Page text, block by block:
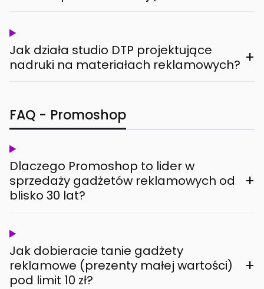
Jak działa studio DTP projektujące
nadruki na materiałach reklamowych? +
FAQ - Promoshop
Dlaczego Promoshop to lider w
sprzedaży gadżetów reklamowych od
blisko 30 lat?
+
Jak dobieracie tanie gadżety
reklamowe (prezenty małej wartości)
pod limit 10 zł?
+